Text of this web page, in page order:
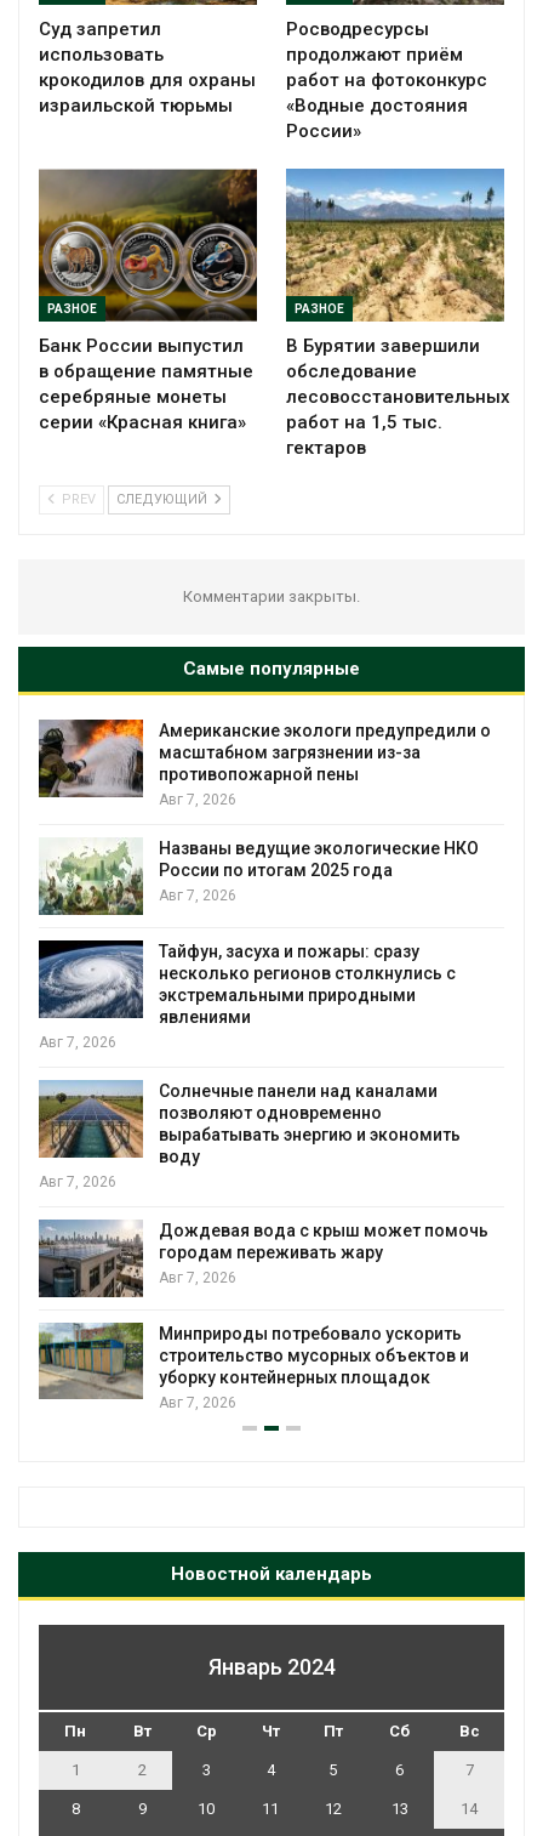
Суд запретил
использовать
крокодилов для охраны
израильской тюрьмы
Росводресурсы
продолжают приём
работ на фотоконкурс
«Водные достояния
России»
РАЗНОЕ
Банк России выпустил
в обращение памятные
серебряные монеты
серии «Красная книга»
РАЗНОЕ
В Бурятии завершили
обследование
лесовосстановительных
работ на 1,5 тыс.
гектаров
PREV СЛЕДУЮЩИЙ
Комментарии закрыты.
Самые популярные
Американские экологи предупредили о
масштабном загрязнении из-за
противопожарной пены
Авг 7, 2026
Названы ведущие экологические НКО
России по итогам 2025 года
Авг 7, 2026
Тайфун, засуха и пожары: сразу
несколько регионов столкнулись с
экстремальными природными
явлениями
Авг 7, 2026
Солнечные панели над каналами
позволяют одновременно
вырабатывать энергию и экономить
воду
Авг 7, 2026
Дождевая вода с крыш может помочь
городам переживать жару
Авг 7, 2026
Минприроды потребовало ускорить
строительство мусорных объектов и
уборку контейнерных площадок
Авг 7, 2026
Новостной календарь
Январь 2024
Пн Вт Ср Чт Пт Сб Вс
1 2 3 4 5 6 7
8 9 10 11 12 13 14